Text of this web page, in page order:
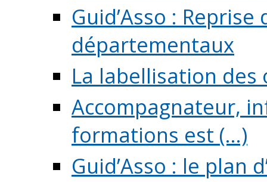
Guid’Asso :
départementaux
La labellisation
Accompagnateur,
formations est (...)
Guid’Asso : le plan